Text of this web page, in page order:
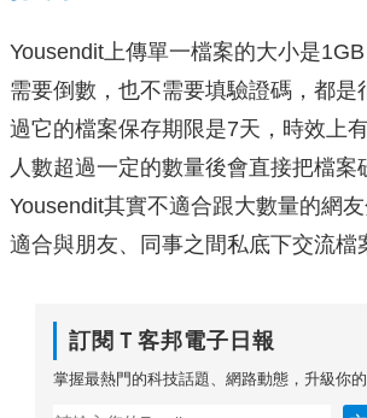
Yousendit上傳單一檔案的大小是
需要倒數，也不需要填驗證碼，都是
過它的檔案保存期限是7天，時效上
人數超過一定的數量後會直接把檔案
Yousendit其實不適合跟大數量的網
適合與朋友、同事之間私底下交流檔
訂閱Ｔ客邦電子日報
掌握最熱門的科技話題、網路動態，升級你的